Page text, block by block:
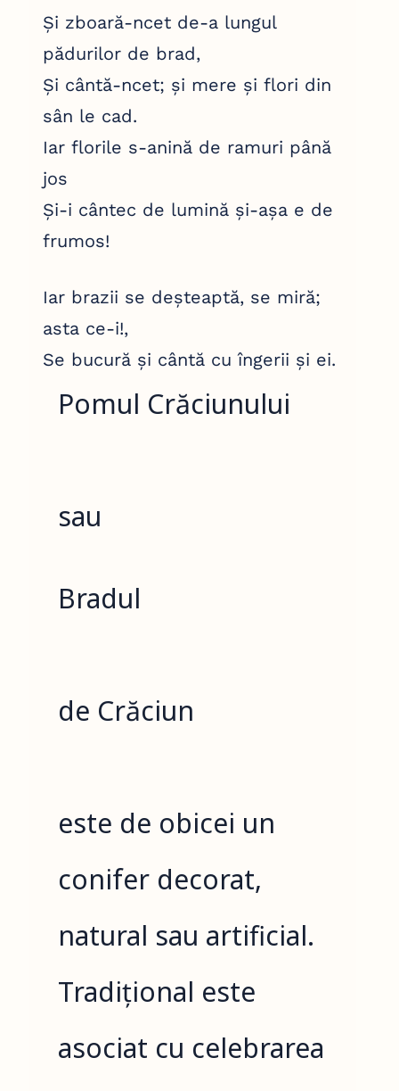
Și zboară-ncet de-a lungul
pădurilor de brad,
Și cântă-ncet; și mere și flori din
sân le cad.
Iar florile s-anină de ramuri până
jos
Și-i cântec de lumină și-așa e de
frumos!
Iar brazii se deșteaptă, se miră;
asta ce-i!,
Se bucură și cântă cu îngerii și ei.
Pomul Crăciunului
sau
Bradul
de Crăciun
este de obicei un
conifer decorat,
natural sau artificial.
Tradițional este
asociat cu celebrarea